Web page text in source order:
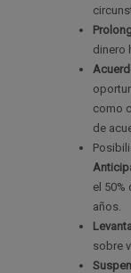
dinero
como
de
el 50%
años.
sobre